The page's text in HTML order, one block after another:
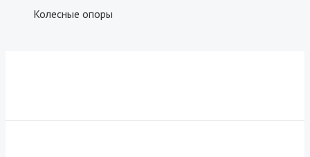
Колесные опоры